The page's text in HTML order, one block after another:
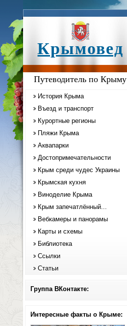
Крымовед
Путеводитель по Крыму
История Крыма
Въезд и транспорт
Курортные регионы
Пляжи Крыма
Аквапарки
Достопримечательности
Крым среди чудес Украины
Крымская кухня
Виноделие Крыма
Крым запечатлённый...
Вебкамеры и панорамы
Карты и схемы
Библиотека
Ссылки
Статьи
Группа ВКонтакте:
Интересные факты о Крыме: